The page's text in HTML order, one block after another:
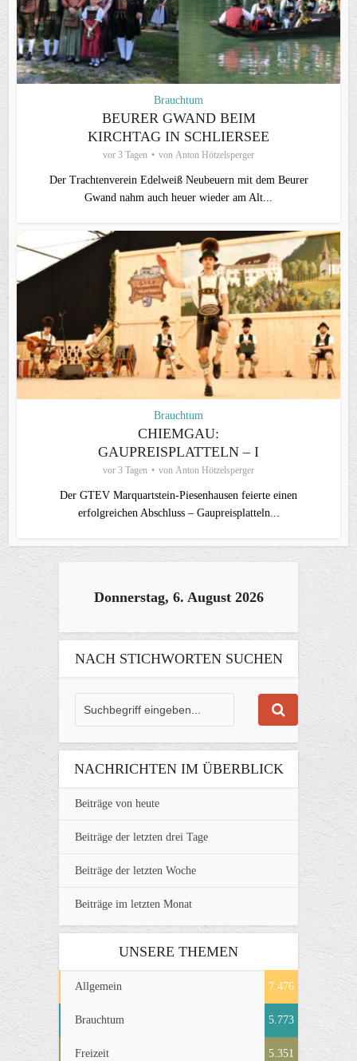
Brauchtum
BEURER GWAND BEIM
KIRCHTAG IN SCHLIERSEE
vor 3 Tagen von Anton Hötzelsperger
Der Trachtenverein Edelweiß Neubeuern mit dem Beurer
Gwand nahm auch heuer wieder am Alt...
Brauchtum
CHIEMGAU:
GAUPREISPLATTELN – I
vor 3 Tagen von Anton Hötzelsperger
Der GTEV Marquartstein-Piesenhausen feierte einen
erfolgreichen Abschluss – Gaupreisplatteln...
Donnerstag, 6. August 2026
NACH STICHWORTEN SUCHEN
NACHRICHTEN IM ÜBERBLICK
Beiträge von heute
Beiträge der letzten drei Tage
Beiträge der letzten Woche
Beiträge im letzten Monat
UNSERE THEMEN
Allgemein 7.476
Brauchtum 5.773
Freizeit 5.351